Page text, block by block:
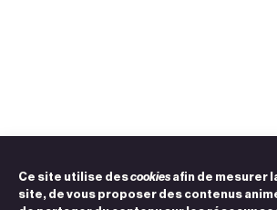
Ce site utilise descookies afin de mesurer
site, de vous proposer des contenus